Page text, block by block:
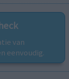
van
eenvoudig.